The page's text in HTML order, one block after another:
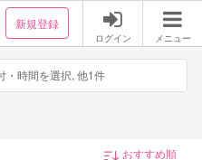
新規登録
ログイン メニュー
・時間を選択, 他1件